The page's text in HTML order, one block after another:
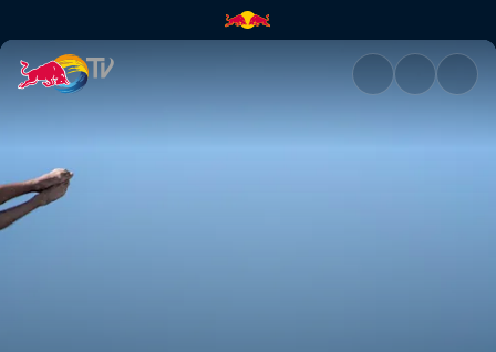
Heimspiel für die Cliff Diver |